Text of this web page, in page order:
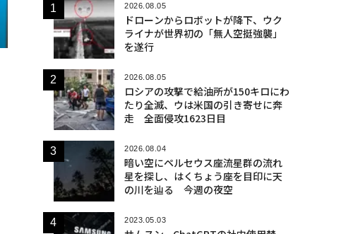
2026.08.05
ドローンからロボットが降下、ウク
ライナが世界初の「無人空挺強襲」
を遂行
2026.08.05
ロシアの攻撃で給油所が150キロにわ
たり全滅、ウは米国の引き寄せに奔
走 全面侵攻1623日目
2026.08.04
暗い空にペルセウス座流星群の流れ
星を探し、はくちょう座を目印に天
の川を辿る 今週の夜空
2023.05.03